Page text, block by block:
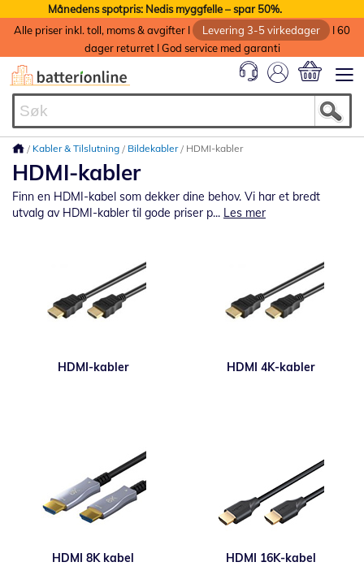
Månedens spotpris: Nedis myggfelle – spar 50%.
Alle priser inkl. toll, moms & avgifter I
Levering 3-5 virkedager
I 60
dager returret I God service med garanti
Kabler & Tilslutning Bildekabler HDMI-kabler
HDMI-kabler
Finn en HDMI-kabel som dekker dine behov. Vi har et bredt
utvalg av HDMI-kabler til gode priser p... Les mer
HDMI-kabler HDMI 4K-kabler
HDMI 8K kabel HDMI 16K-kabel